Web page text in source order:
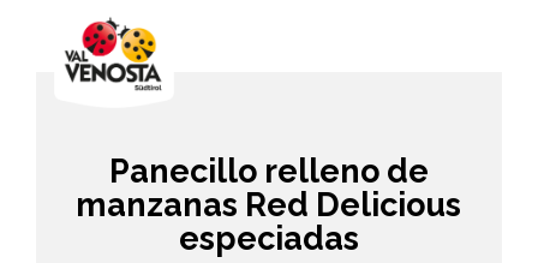
Panecillo relleno de
manzanas Red Delicious
especiadas